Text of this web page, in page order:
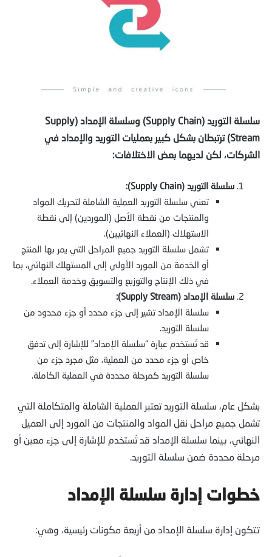
سلسلة التوريد (Supply Chain) وسلسلة الإمداد (Supply
Stream) ترتبطان بشكل كبير بعمليات التوريد والإمداد في
الشركات، لكن لديهما بعض الاختلافات:
سلسلة التوريد (Supply Chain):
تعني سلسلة التوريد العملية الشاملة لتحريك المواد
والمنتجات من نقطة الأصل (الموردين) إلى نقطة
الاستهلاك (العملاء النهائيين).
تشمل سلسلة التوريد جميع المراحل التي يمر بها المنتج
أو الخدمة من المورد الأولي إلى المستهلك النهائي، بما
في ذلك الإنتاج والتوزيع والتسويق وخدمة العملاء.
سلسلة الإمداد (Supply Stream):
سلسلة الإمداد تشير إلى جزء محدد أو جزء محدود من
سلسلة التوريد.
قد تُستخدم عبارة “سلسلة الإمداد” للإشارة إلى تدفق
خاص أو جزء محدد من العملية، مثل مجرد جزء من
سلسلة التوريد كمرحلة محددة في العملية الكاملة.
بشكل عام، سلسلة التوريد تعتبر العملية الشاملة والمتكاملة التي
تشمل جميع مراحل نقل المواد والمنتجات من المورد إلى العميل
النهائي، بينما سلسلة الإمداد قد تُستخدم للإشارة إلى جزء معين أو
مرحلة محددة ضمن سلسلة التوريد.
خطوات إدارة سلسلة الإمداد
تتكون إدارة سلسلة الإمداد من أربعة مكونات رئيسية، وهي: